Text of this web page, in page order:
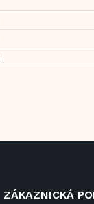
ZÁKAZNICKÁ